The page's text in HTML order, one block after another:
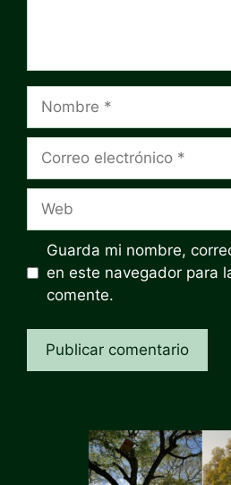
electrónico
Guarda mi nombre,
en este navegador para
comente.